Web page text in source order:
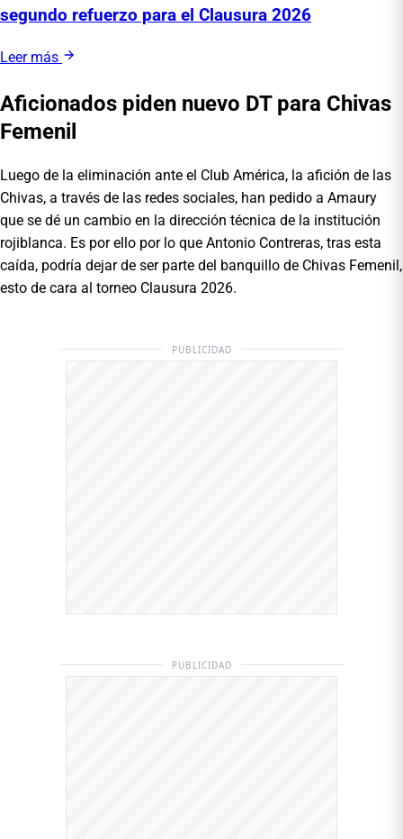
segundo refuerzo para el Clausura 2026
Leer más
Aficionados piden nuevo DT para Chivas
Femenil
Luego de la eliminación ante el Club América, la afición de las
Chivas, a través de las redes sociales, han pedido a Amaury
que se dé un cambio en la dirección técnica de la institución
rojiblanca. Es por ello por lo que Antonio Contreras, tras esta
caída, podría dejar de ser parte del banquillo de Chivas Femenil,
esto de cara al torneo Clausura 2026.
PUBLICIDAD
PUBLICIDAD